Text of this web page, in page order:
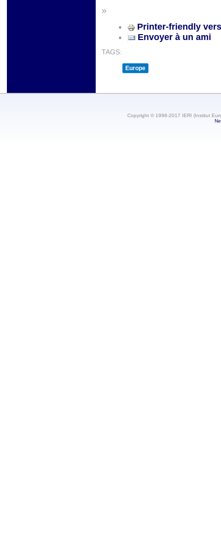
»
Printer-friendly
Envoyer à un ami
TAGS:
Europe
Copyright © 1998-2017 IERI (Institut